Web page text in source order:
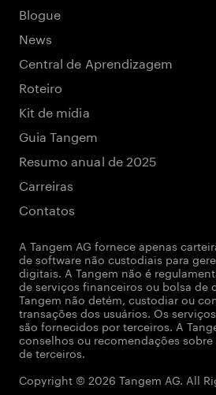
Blogue
News
Central de Aprendizagem
Roteiro
Kit de mídia
Guia Tangem
Resumo anual de 2025
Carreiras
Contatos
A Tangem AG fornece apenas
de software não custodiais para
digitais. A Tangem não é
de serviços financeiros ou bolsa de
Tangem não detém, custodiar ou
transações dos usuários. Os
são fornecidos por terceiros. A
conselhos ou recomendações
de terceiros.